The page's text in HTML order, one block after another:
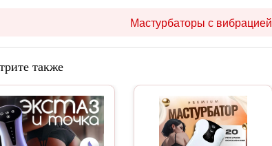
Мастурбаторы с вибрацией
также